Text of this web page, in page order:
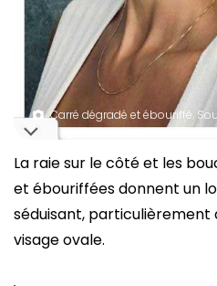
Carré dégradé et ébouriffé.
La raie sur le côté et les
et ébouriffées donnent un
séduisant, particulièrement
visage ovale.